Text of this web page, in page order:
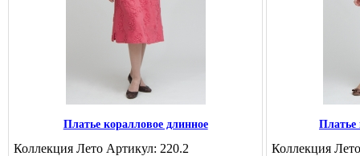
Платье коралловое длинное
Коллекция Лето Артикул: 220.2
Платье
Коллекция